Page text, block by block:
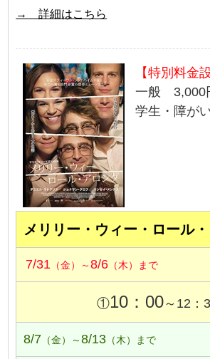
→ 詳細はこちら
【特別料金
一般 3,000
学生・障が
メリリー・ウィー・ロール
7/31 （金）～8/6 （木）まで
①10：00～12：
8/7 （金）～8/13 （木）まで